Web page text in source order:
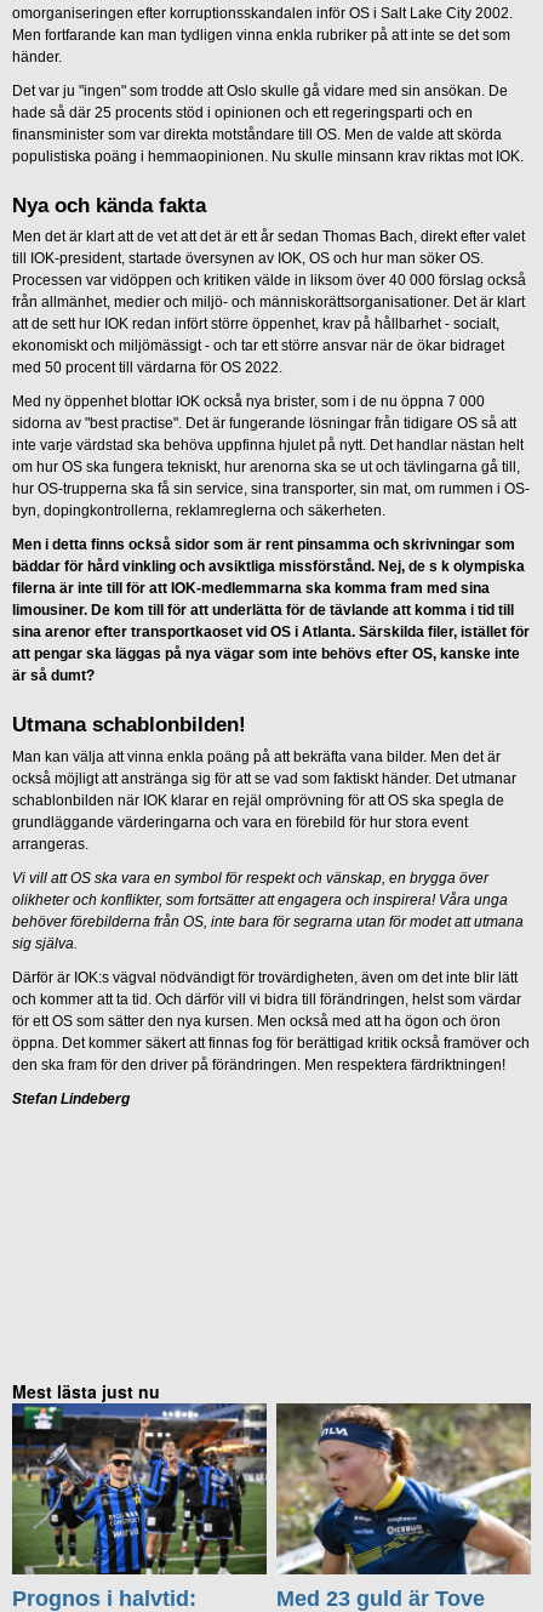
omorganiseringen efter korruptionsskandalen inför OS i Salt Lake City 2002.
Men fortfarande kan man tydligen vinna enkla rubriker på att inte se det som
händer.
Det var ju "ingen" som trodde att Oslo skulle gå vidare med sin ansökan. De
hade så där 25 procents stöd i opinionen och ett regeringsparti och en
finansminister som var direkta motståndare till OS. Men de valde att skörda
populistiska poäng i hemmaopinionen. Nu skulle minsann krav riktas mot IOK.
Nya och kända fakta
Men det är klart att de vet att det är ett år sedan Thomas Bach, direkt efter valet
till IOK-president, startade översynen av IOK, OS och hur man söker OS.
Processen var vidöppen och kritiken välde in liksom över 40 000 förslag också
från allmänhet, medier och miljö- och människorättsorganisationer. Det är klart
att de sett hur IOK redan infört större öppenhet, krav på hållbarhet - socialt,
ekonomiskt och miljömässigt - och tar ett större ansvar när de ökar bidraget
med 50 procent till värdarna för OS 2022.
Med ny öppenhet blottar IOK också nya brister, som i de nu öppna 7 000
sidorna av "best practise". Det är fungerande lösningar från tidigare OS så att
inte varje värdstad ska behöva uppfinna hjulet på nytt. Det handlar nästan helt
om hur OS ska fungera tekniskt, hur arenorna ska se ut och tävlingarna gå till,
hur OS-trupperna ska få sin service, sina transporter, sin mat, om rummen i OS-
byn, dopingkontrollerna, reklamreglerna och säkerheten.
Men i detta finns också sidor som är rent pinsamma och skrivningar som
bäddar för hård vinkling och avsiktliga missförstånd. Nej, de s k olympiska
filerna är inte till för att IOK-medlemmarna ska komma fram med sina
limousiner. De kom till för att underlätta för de tävlande att komma i tid till
sina arenor efter transportkaoset vid OS i Atlanta. Särskilda filer, istället för
att pengar ska läggas på nya vägar som inte behövs efter OS, kanske inte
är så dumt?
Utmana schablonbilden!
Man kan välja att vinna enkla poäng på att bekräfta vana bilder. Men det är
också möjligt att anstränga sig för att se vad som faktiskt händer. Det utmanar
schablonbilden när IOK klarar en rejäl omprövning för att OS ska spegla de
grundläggande värderingarna och vara en förebild för hur stora event
arrangeras.
Vi vill att OS ska vara en symbol för respekt och vänskap, en brygga över
olikheter och konflikter, som fortsätter att engagera och inspirera! Våra unga
behöver förebilderna från OS, inte bara för segrarna utan för modet att utmana
sig själva.
Därför är IOK:s vägval nödvändigt för trovärdigheten, även om det inte blir lätt
och kommer att ta tid. Och därför vill vi bidra till förändringen, helst som värdar
för ett OS som sätter den nya kursen. Men också med att ha ögon och öron
öppna. Det kommer säkert att finnas fog för berättigad kritik också framöver och
den ska fram för den driver på förändringen. Men respektera färdriktningen!
Stefan Lindeberg
Mest lästa just nu
Prognos i halvtid:
Med 23 guld är Tove